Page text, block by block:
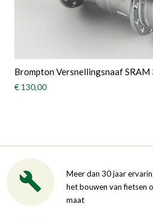
Brompton Versnellingsnaaf SRAM
€ 130,00
Meer dan 30 jaar
het bouwen van fietsen
maat